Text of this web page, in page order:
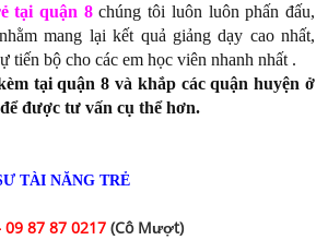
tại quận 8chúng tôi luôn luôn phấn đấu,
mang lại kết quả giảng dạy cao nhất,
tiến bộ cho các em học viên nhanh nhất .
tại quận 8 và khắp các quận huyện ở
được tư vấn cụ thể hơn.
TÀI NĂNG TRẺ
09 87 87 0217 (Cô Mượt)